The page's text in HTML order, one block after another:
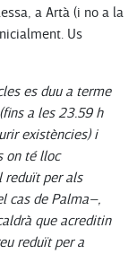
a Artà (i no a la
Us
es duu a terme
a les 23.59 h
existències) i
on té lloc
reduït per als
cas de Palma–,
que acreditin
reduït per a